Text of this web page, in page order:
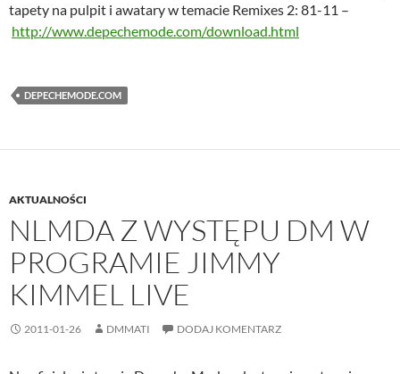
tapety na pulpit i awatary w temacie Remixes 2: 81-11 –
http://www.depechemode.com/download.html
DEPECHEMODE.COM
AKTUALNOŚCI
NLMDA Z WYSTĘPU DM W
PROGRAMIE JIMMY
KIMMEL LIVE
2011-01-26 DMMATI DODAJ KOMENTARZ